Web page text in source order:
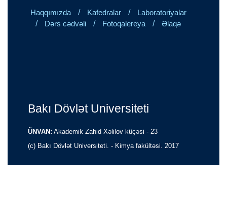
Haqqımızda / Kafedralar / Laboratoriyalar
/ Dərs cədvəli / Fotoqalereya / Əlaqə
Bakı Dövlət Universiteti
ÜNVAN: Akademik Zahid Xəlilov küçəsi - 23
(c) Bakı Dövlət Universiteti. - Kimya fakültəsi. 2017